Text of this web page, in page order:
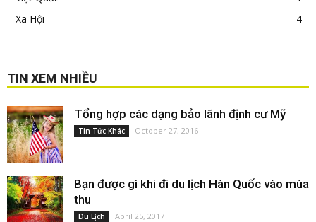
Xã Hội
4
TIN XEM NHIỀU
Tổng hợp các dạng bảo lãnh định cư Mỹ
Tin Tức Khác October 27, 2016
Bạn được gì khi đi du lịch Hàn Quốc vào mùa
thu
Du Lịch April 25, 2017